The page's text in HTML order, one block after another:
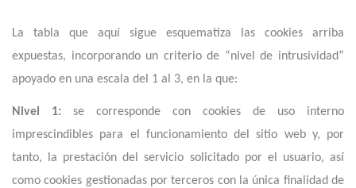
La tabla que aquí sigue esquematiza las cookies arriba
expuestas, incorporando un criterio de “nivel de intrusividad”
apoyado en una escala del 1 al 3, en la que:
Nivel 1: se corresponde con cookies de uso interno
imprescindibles para el funcionamiento del sitio web y, por
tanto, la prestación del servicio solicitado por el usuario, así
como cookies gestionadas por terceros con la única finalidad de